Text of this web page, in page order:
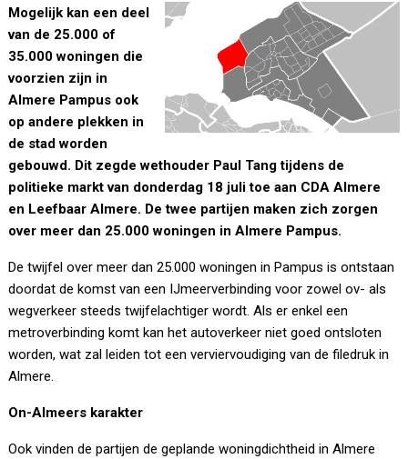
Mogelijk kan een deel
van de 25.000 of
35.000 woningen die
voorzien zijn in
Almere Pampus ook
op andere plekken in
de stad worden
gebouwd. Dit zegde wethouder Paul Tang tijdens de
politieke markt van donderdag 18 juli toe aan CDA Almere
en Leefbaar Almere. De twee partijen maken zich zorgen
over meer dan 25.000 woningen in Almere Pampus.
De twijfel over meer dan 25.000 woningen in Pampus is ontstaan
doordat de komst van een IJmeerverbinding voor zowel ov- als
wegverkeer steeds twijfelachtiger wordt. Als er enkel een
metroverbinding komt kan het autoverkeer niet goed ontsloten
worden, wat zal leiden tot een verviervoudiging van de filedruk in
Almere.
On-Almeers karakter
Ook vinden de partijen de geplande woningdichtheid in Almere